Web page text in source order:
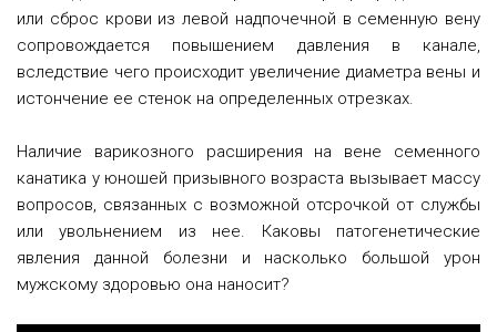
или сброс крови из левой надпочечной в семенную вену
сопровождается повышением давления в канале,
вследствие чего происходит увеличение диаметра вены и
истончение ее стенок на определенных отрезках.
Наличие варикозного расширения на вене семенного
канатика у юношей призывного возраста вызывает массу
вопросов, связанных с возможной отсрочкой от службы
или увольнением из нее. Каковы патогенетические
явления данной болезни и насколько большой урон
мужскому здоровью она наносит?